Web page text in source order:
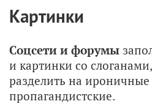
Картинки
Соцсети и форумы
и картинки со
разделить на
пропагандистские.